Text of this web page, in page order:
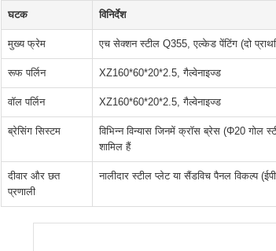
घटक विनिर्देश
मुख्य फ्रेम एच सेक्शन स्टील Q355, एल्केड पेंटिंग (दो
रूफ पर्लिन XZ160*60*20*2.5, गैल्वेनाइज्ड
वॉल पर्लिन XZ160*60*20*2.5, गैल्वेनाइज्ड
ब्रेसिंग सिस्टम
विभिन्न विन्यास जिनमें क्रॉस ब्रेस (Φ20
शामिल हैं
दीवार और छत
प्रणाली
नालीदार स्टील प्लेट या सैंडविच पैनल विकल्प